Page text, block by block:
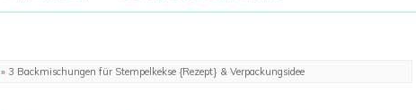
» 3 Backmischungen für Stempelkekse {Rezept} & Verpackungsidee